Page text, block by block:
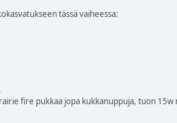
tässä vaiheessa:
fire pukkaa jopa kukkanuppuja, tuon 15w